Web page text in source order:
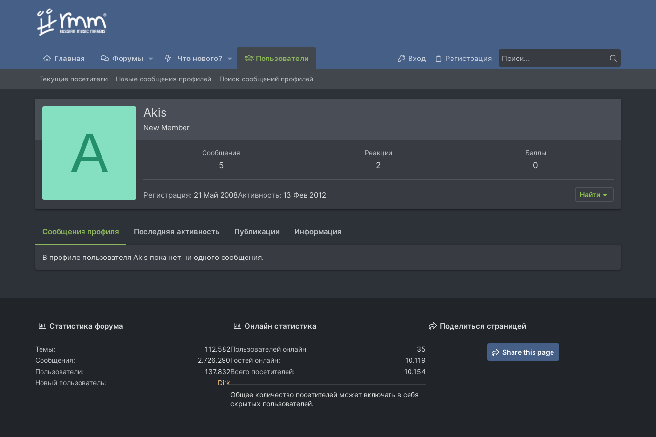
Главная Форумы Что нового? Пользователи Вход Регистрация
Текущие посетители Новые сообщения профилей Поиск сообщений профилей
A
Akis
New Member
Сообщения
5
Реакции
2
Баллы
0
Регистрация 21 Май 2008Активность 13 Фев 2012 Найти
Сообщения профиля Последняя активность Публикации Информация
В профиле пользователя Akis пока нет ни одного сообщения.
Статистика форума
Темы
112.582
Сообщения
2.726.290
Пользователи
137.832
Новый пользователь
Dirk
Онлайн статистика
Пользователей онлайн
35
Гостей онлайн
10.119
Всего посетителей
10.154
Общее количество посетителей может включать в себя
скрытых пользователей.
Поделиться страницей
Share this page